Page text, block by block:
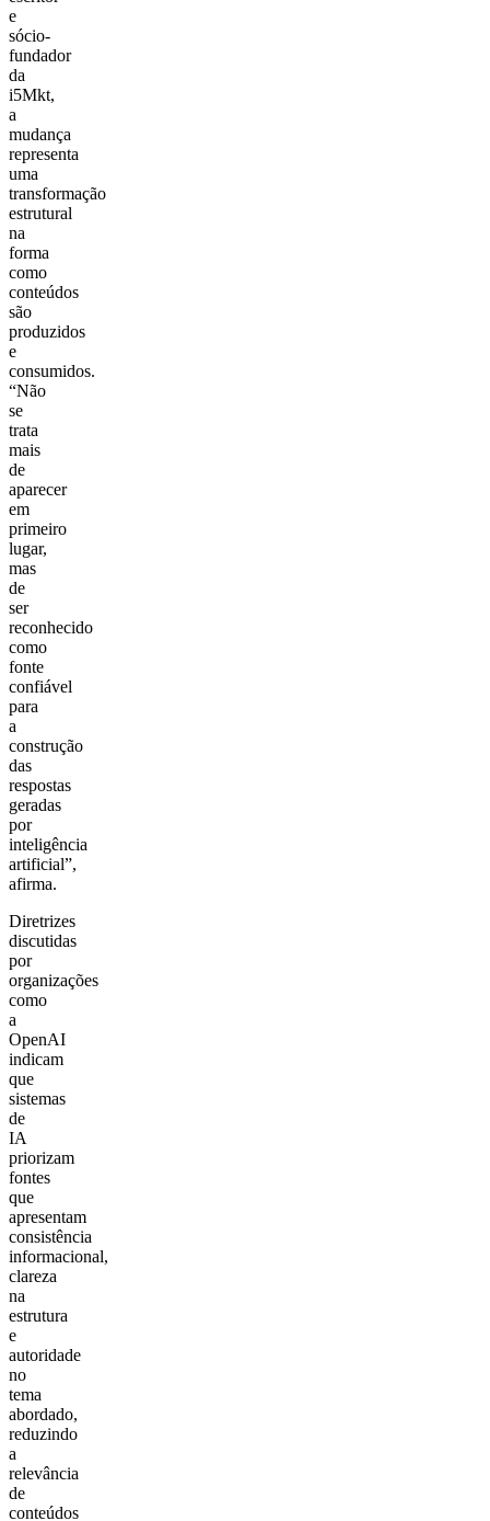
e
sócio-
fundador
da
i5Mkt,
a
mudança
representa
uma
transformação
estrutural
na
forma
como
conteúdos
são
produzidos
e
consumidos.
“Não
se
trata
mais
de
aparecer
em
primeiro
lugar,
mas
de
ser
reconhecido
como
fonte
confiável
para
a
construção
das
respostas
geradas
por
inteligência
artificial”,
afirma.
Diretrizes
discutidas
por
organizações
como
a
OpenAI
indicam
que
sistemas
de
IA
priorizam
fontes
que
apresentam
consistência
informacional,
clareza
na
estrutura
e
autoridade
no
tema
abordado,
reduzindo
a
relevância
de
conteúdos